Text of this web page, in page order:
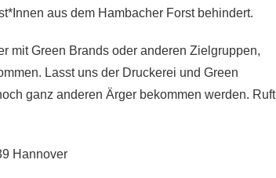
aus dem Hambacher Forst behindert.
mit Green Brands oder anderen Zielgruppen,
Lasst uns der Druckerei und Green
ganz anderen Ärger bekommen werden. Ruft
Hannover